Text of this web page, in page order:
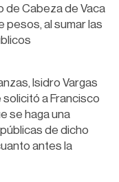
de Cabeza de Vaca
pesos, al sumar las
Isidro Vargas
solicitó a Francisco
se haga una
de dicho
antes la